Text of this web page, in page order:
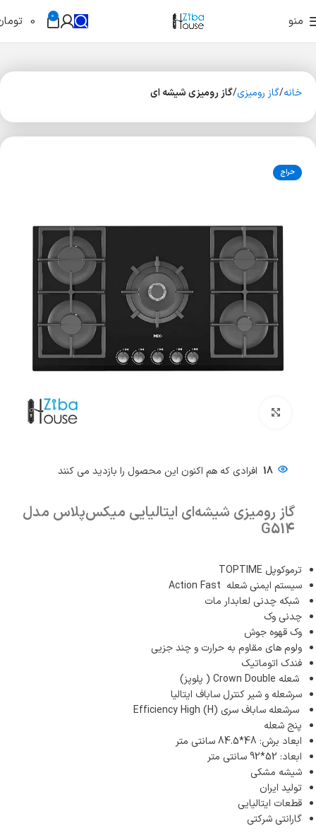
منو 0
0
خانه گاز رومیزی گاز رومیزی شیشه ای
حراج
18 افرادی که هم اکنون این محصول را بازدید می کنند
گاز رومیزی شیشه‌ای ایتالیایی میکس‌پلاس مدل
G514
ترموکوپل TOPTIME
سیستم ایمنی شعله Action Fast
شبکه چدنی لعابدار مات
چدنی وک
وک قهوه جوش
ولوم های مقاوم به حرارت و چند جزیی
فندک اتوماتیک
شعله Crown Double ( پلوپز)
سرشعله و شیر کنترل ساباف ایتالیا
سرشعله ساباف سری (Efficiency High (H
پنج شعله
ابعاد برش: 48*84.5 سانتی متر
ابعاد: 52*92 سانتی متر
شیشه مشکی
تولید ایران
قطعات ایتالیایی
گارانتی شرکتی